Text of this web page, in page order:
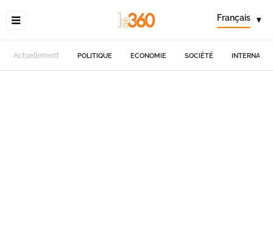
Français ▾
Actuellement POLITIQUE ECONOMIE SOCIÉTÉ